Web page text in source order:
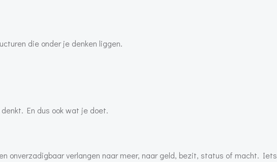
die onder je denken liggen.
En dus ook wat je doet.
onverzadigbaar verlangen naar meer, naar geld, bezit, status of macht. Iets